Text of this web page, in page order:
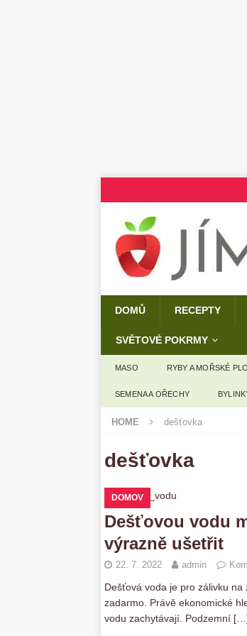
DOMŮ RECEPTY
SVĚTOVÉ POKRMY
MASO RYBY A MOŘSKÉ
SEMENA A OŘECHY
HOME dešťovka
dešťovka
DOMOV
Dešťovou vodu
výrazně ušetřit
22. 7. 2022 admin
Dešťová voda je pro zálivku
zadarmo. Právě ekonomické
vodu zachytávají. Podzemní